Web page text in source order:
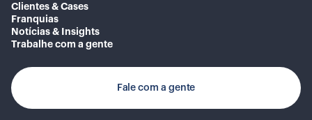
Clientes & Cases
Franquias
Notícias & Insights
Trabalhe com a gente
Fale com a gente